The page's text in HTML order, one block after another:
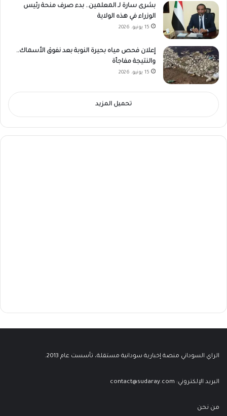
بشرى سارة لـ المعلمين.. بدء صرف منحة رئيس
الوزراء في هذه الولاية
15 يونيو، 2026
إعلان فحص مياه بحيرة النوبة بعد نفوق الأسماك..
والنتيجة مفاجأة
15 يونيو، 2026
تحميل المزيد
الراي السوداني منصة إخبارية سودانية مستقلة، تأسست عام 2013.
البريد الإلكتروني: contact@sudaray.com
من نحن